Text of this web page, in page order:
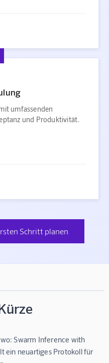
umfassenden
und Produktivität.
Schritt planen
Swarm Inference with
ein neuartiges Protokoll für